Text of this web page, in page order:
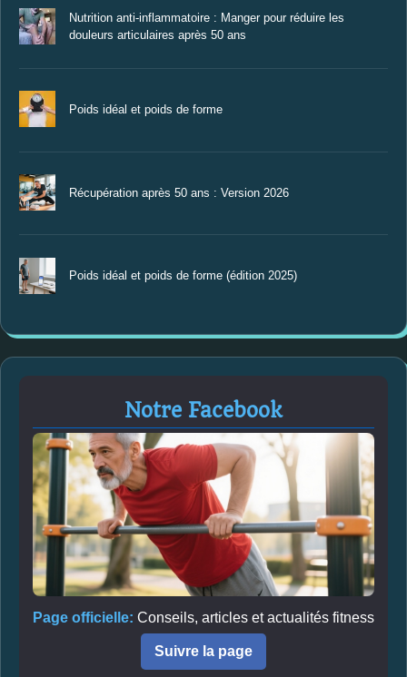
Nutrition anti-inflammatoire : Manger pour réduire les
douleurs articulaires après 50 ans
Poids idéal et poids de forme
Récupération après 50 ans : Version 2026
Poids idéal et poids de forme (édition 2025)
Notre Facebook
Page officielle: Conseils, articles et actualités fitness
Suivre la page